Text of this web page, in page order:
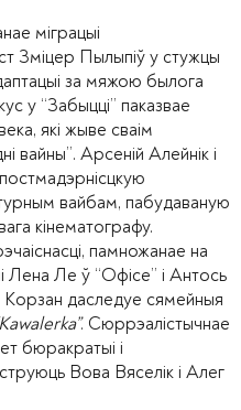
міграцыі
Зміцер Пылыпіў у стужцы
за мяжою былога
у “Забыцці” паказвае
які жыве сваім
Арсеній Алейнік і
вайбам, пабудаваную
кінематографу.
памножанае на
Лена Ле ў “Офісе” і Антось
Корзан даследуе сямейныя
. Сюррэалістычнае
бюракратыі і
Вова Вяселік і Алег